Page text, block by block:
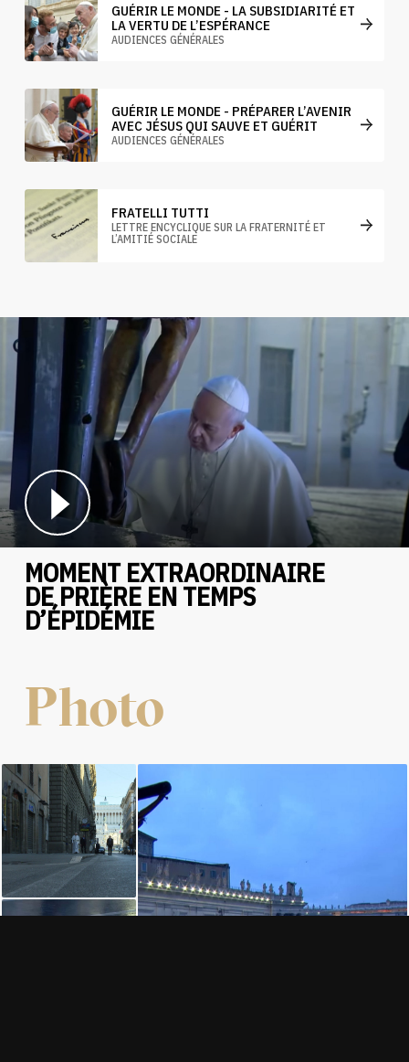
GUÉRIR LE MONDE - LA SUBSIDIARITÉ ET
LA VERTU DE L’ESPÉRANCE
AUDIENCES GÉNÉRALES
GUÉRIR LE MONDE - PRÉPARER L’AVENIR
AVEC JÉSUS QUI SAUVE ET GUÉRIT
AUDIENCES GÉNÉRALES
FRATELLI TUTTI
LETTRE ENCYCLIQUE SUR LA FRATERNITÉ ET
L’AMITIÉ SOCIALE
MOMENT EXTRAORDINAIRE
DE PRIÈRE EN TEMPS
D’ÉPIDÉMIE
Photo